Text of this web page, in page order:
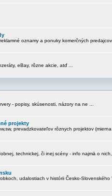
oznamy a ponuky komerčných predajcov
eBay, rôzne akcie, atď ...
- popisy, skúsenosti, názory na ne ...
projekty
prevadzkovateľov rôznych projektov
technickej, či inej scény - info najmä o
udalostiach v histórii Česko-Slovenského